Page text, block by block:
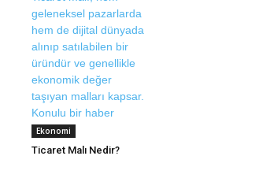
Ekonomi
Ticaret Malı Nedir?